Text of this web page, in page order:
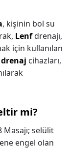
, kişinin bol su
Lenfdrenajı,
için kullanılan
cihazları,
mi?
Masajı; selülit
engel olan